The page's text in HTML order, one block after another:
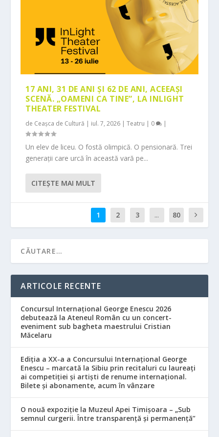
17 ANI, 31 DE ANI ȘI 62 DE ANI, ACEEAȘI
SCENĂ. „OAMENI CA TINE”, LA INLIGHT
THEATER FESTIVAL
de Ceașca de Cultură | iul. 7, 2026 |Teatru | 0 |
Un elev de liceu. O fostă olimpică. O pensionară. Trei
generații care urcă în această vară pe...
CITEŞTE MAI MULT
1 2 3 ... 80
ARTICOLE RECENTE
Concursul Internațional George Enescu 2026
debutează la Ateneul Român cu un concert-
eveniment sub bagheta maestrului Cristian
Măcelaru
Ediția a XX-a a Concursului Internațional George
Enescu – marcată la Sibiu prin recitaluri cu laureați
ai competiției și artiști de renume internațional.
Bilete și abonamente, acum în vânzare
O nouă expoziție la Muzeul Apei Timișoara – „Sub
semnul curgerii. Între transparență și permanență”